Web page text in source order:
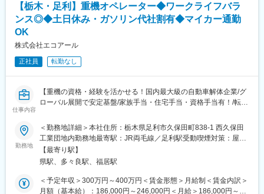
■多様なキャリアパス：
年齢・入社歴関係なく全社員に挑戦の機会が与えられます。店舗
アを実現できます。
【未経験が活躍できる理由】
https://www.wantedly.com/companies/idom/post_articles/970516
■働き方：
・年休108日＋有休(義務日数)5日＋ライフサポート休暇7日
・平均残業時間15.24時間/月
◇店舗運営
・店舗での電話応対
・KPI管理・数値振り返り
・店舗会議・研修への参加
・キャンペーン企画など、集客に向けた取り組み
■教育体制：
入社後1ヶ月は店舗での実践研修を実施。
てスタートできる環境です。
■このポジションの魅力：
◇未経験でも成長しやすいシンプルなオペレーション
すい環境です。そのため、未経験からでも短期間で成長しやす
【栃木・足利】重機オペレーター◆ワークライフバラ
ンス◎◆土日休み・ガソリン代社割有◆マイカー通勤
OK
株式会社エコアール
正社員 転勤なし
仕事内容
【重機の資格・経験を活かせる！国内最大級の自動車解体企業/グ
ローバル展開で安定基盤/家族手当・住宅手当・資格手当有！/転勤
■業務概要：
国内最大級の自動車解体企業の当社では、事業強化･高まるニーズ
に応えるために新規スタッフを募集しています。
一般ユーザー、契約会社、自動車メーカー様より依頼された乗用
車や大型・小型バスの鈑金塗装、仕上げを行うお仕事です。
勤務地
＜勤務地詳細＞本社住所：栃木県足利市久保田町838-1 西久保田
工業団地内勤務地最寄駅：JR両毛線／足利駅受動喫煙対策：屋内
喫煙可能場所あり変更の範囲：無
【最寄り駅】
県駅、多々良駅、福居駅
＜予定年収＞300万円～400万円＜賃金形態＞月給制＜賃金内訳＞
月額（基本給）：186,000円～246,000円＜月給＞186,000円～